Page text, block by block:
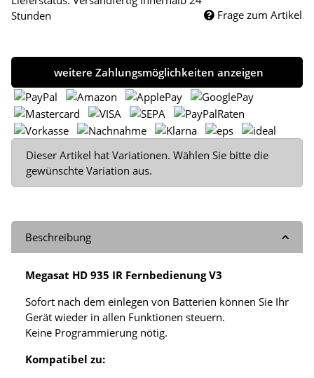
Stunden
Frage zum Artikel
weitere Zahlungsmöglichkeiten anzeigen
x
Dieser Artikel hat Variationen. Wählen Sie bitte die
gewünschte Variation aus.
Beschreibung
Megasat HD 935 IR Fernbedienung V3
Sofort nach dem einlegen von Batterien können Sie Ihr
Gerät wieder in allen Funktionen steuern.
Keine Programmierung nötig.
Kompatibel zu: